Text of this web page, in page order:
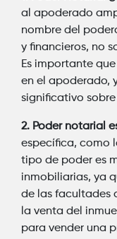
al apoderado
nombre del
y financieros, no
Es importante
en el apoderado,
significativo sobre
2. Poder notarial
específica, como
tipo de poder es
inmobiliarias, ya
de las facultades
la venta del
para vender una